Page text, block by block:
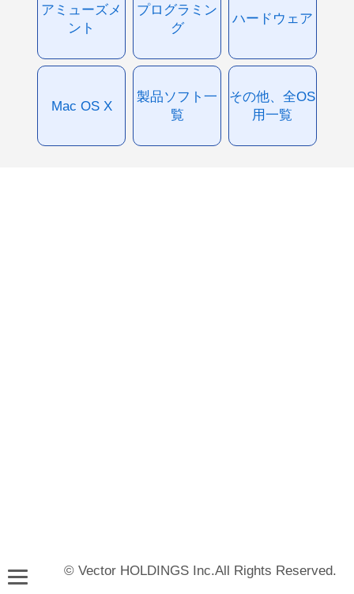
アミューズメ
ント
プログラミン
グ
ハードウェア
Mac OS X
製品ソフト一
覧
その他、全OS
用一覧
© Vector HOLDINGS Inc.All Rights Reserved.